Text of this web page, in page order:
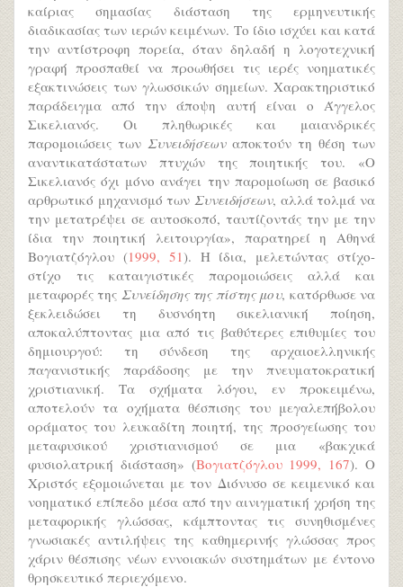
καίριας σημασίας διάσταση της ερμηνευτικής
διαδικασίας των ιερών κειμένων. Το ίδιο ισχύει και κατά
την αντίστροφη πορεία, όταν δηλαδή η λογοτεχνική
γραφή προσπαθεί να προωθήσει τις ιερές νοηματικές
εξακτινώσεις των γλωσσικών σημείων. Χαρακτηριστικό
παράδειγμα από την άποψη αυτή είναι ο Άγγελος
Σικελιανός. Οι πληθωρικές και μαιανδρικές
παρομοιώσεις των Συνειδήσεωναποκτούν τη θέση των
αναντικατάστατων πτυχών της ποιητικής του. «Ο
Σικελιανός όχι μόνο ανάγει την παρομοίωση σε βασικό
αρθρωτικό μηχανισμό των Συνειδήσεων, αλλά τολμά να
την μετατρέψει σε αυτοσκοπό, ταυτίζοντάς την με την
ίδια την ποιητική λειτουργία», παρατηρεί η Αθηνά
Βογιατζόγλου (1999, 51). Η ίδια, μελετώντας στίχο-
στίχο τις καταιγιστικές παρομοιώσεις αλλά και
μεταφορές της Συνείδησης της πίστης μου, κατόρθωσε να
ξεκλειδώσει τη δυσνόητη σικελιανική ποίηση,
αποκαλύπτοντας μια από τις βαθύτερες επιθυμίες του
δημιουργού: τη σύνδεση της αρχαιοελληνικής
παγανιστικής παράδοσης με την πνευματοκρατική
χριστιανική. Τα σχήματα λόγου, εν προκειμένω,
αποτελούν τα οχήματα θέσπισης του μεγαλεπήβολου
οράματος του λευκαδίτη ποιητή, της προσγείωσης του
μεταφυσικού χριστιανισμού σε μια «βακχικά
φυσιολατρική διάσταση» (Βογιατζόγλου 1999, 167). Ο
Χριστός εξομοιώνεται με τον Διόνυσο σε κειμενικό και
νοηματικό επίπεδο μέσα από την αινιγματική χρήση της
μεταφορικής γλώσσας, κάμπτοντας τις συνηθισμένες
γνωσιακές αντιλήψεις της καθημερινής γλώσσας προς
χάριν θέσπισης νέων εννοιακών συστημάτων με έντονο
θρησκευτικό περιεχόμενο.